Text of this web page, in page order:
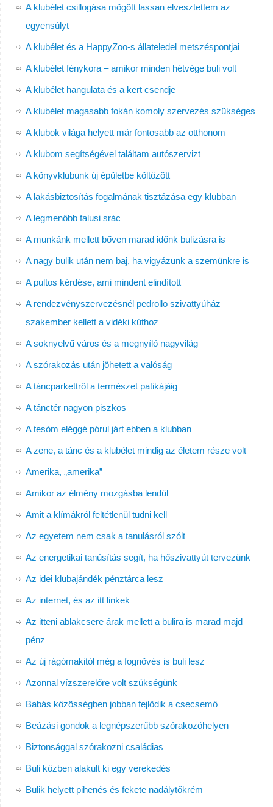
A klubélet csillogása mögött lassan elvesztettem az
egyensúlyt
A klubélet és a HappyZoo-s állateledel metszéspontjai
A klubélet fénykora – amikor minden hétvége buli volt
A klubélet hangulata és a kert csendje
A klubélet magasabb fokán komoly szervezés szükséges
A klubok világa helyett már fontosabb az otthonom
A klubom segítségével találtam autószervizt
A könyvklubunk új épületbe költözött
A lakásbiztosítás fogalmának tisztázása egy klubban
A legmenőbb falusi srác
A munkánk mellett bőven marad időnk bulizásra is
A nagy bulik után nem baj, ha vigyázunk a szemünkre is
A pultos kérdése, ami mindent elindított
A rendezvényszervezésnél pedrollo szivattyúház
szakember kellett a vidéki kúthoz
A soknyelvű város és a megnyíló nagyvilág
A szórakozás után jöhetett a valóság
A táncparkettről a természet patikájáig
A tánctér nagyon piszkos
A tesóm eléggé pórul járt ebben a klubban
A zene, a tánc és a klubélet mindig az életem része volt
Amerika, „amerika”
Amikor az élmény mozgásba lendül
Amit a klímákról feltétlenül tudni kell
Az egyetem nem csak a tanulásról szólt
Az energetikai tanúsítás segít, ha hőszivattyút tervezünk
Az idei klubajándék pénztárca lesz
Az internet, és az itt linkek
Az itteni ablakcsere árak mellett a bulira is marad majd
pénz
Az új rágómakitól még a fognövés is buli lesz
Azonnal vízszerelőre volt szükségünk
Babás közösségben jobban fejlődik a csecsemő
Beázási gondok a legnépszerűbb szórakozóhelyen
Biztonsággal szórakozni családias
Buli közben alakult ki egy verekedés
Bulik helyett pihenés és fekete nadálytőkrém